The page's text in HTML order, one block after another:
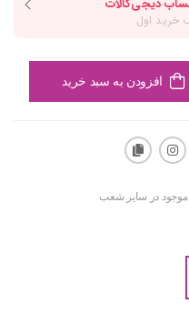
افزودن به سبد خرید
موجود در سایر شعب